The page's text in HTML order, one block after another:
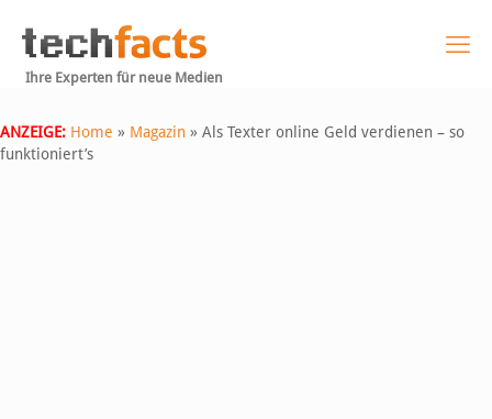
Ihre Experten für neue Medien
ANZEIGE: Home » Magazin » Als Texter online Geld verdienen – so
funktioniert’s